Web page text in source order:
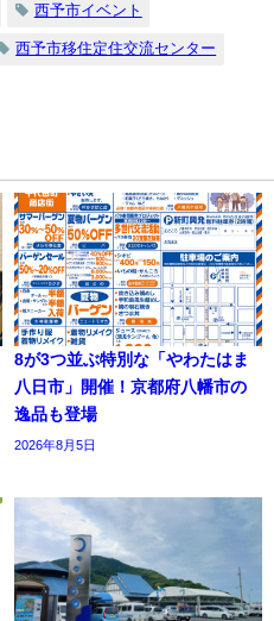
西予市イベント
西予市移住定住交流センター
8が3つ並ぶ特別な「やわたはま
八日市」開催！京都府八幡市の
逸品も登場
2026年8月5日